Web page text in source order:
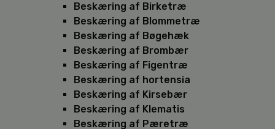
Beskæring af Birketræ
Beskæring af Blommetræ
Beskæring af Bøgehæk
Beskæring af Brombær
Beskæring af Figentræ
Beskæring af hortensia
Beskæring af Kirsebær
Beskæring af Klematis
Beskæring af Pæretræ